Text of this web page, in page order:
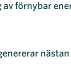
förnybar